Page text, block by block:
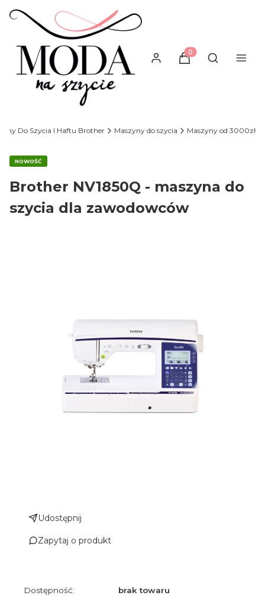
Produkty w
Otwórz
Do Szycia I Haftu Brother Maszyny do szycia Maszyny od 3000zł
NOWOŚĆ
Brother NV1850Q - maszyna do
szycia dla zawodowców
Udostępnij
Zapytaj o produkt
Dostępność:
brak towaru